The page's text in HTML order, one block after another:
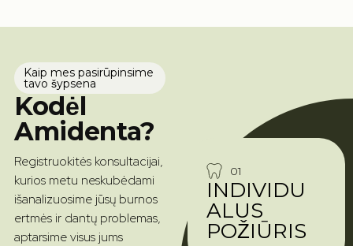
Kaip mes pasirūpinsime
tavo šypsena
Kodėl
Amidenta?
Registruokitės konsultacijai,
kurios metu neskubėdami
išanalizuosime jūsų burnos
ertmės ir dantų problemas,
aptarsime visus jums
01
INDIVIDU
ALUS
POŽIŪRIS